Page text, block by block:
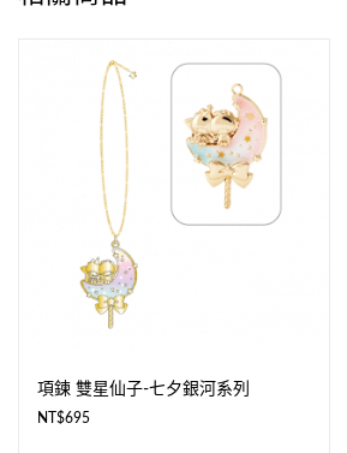
項鍊 雙星仙子-七夕銀河系列
NT$695